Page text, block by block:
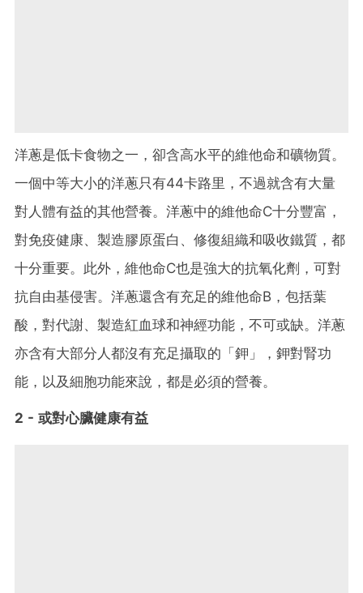
洋蔥是低卡食物之一，卻含高水平的維他命和礦物質。
一個中等大小的洋蔥只有44卡路里，不過就含有大量
對人體有益的其他營養。洋蔥中的維他命C十分豐富，
對免疫健康、製造膠原蛋白、修復組織和吸收鐵質，都
十分重要。此外，維他命C也是強大的抗氧化劑，可對
抗自由基侵害。洋蔥還含有充足的維他命B，包括葉
酸，對代謝、製造紅血球和神經功能，不可或缺。洋蔥
亦含有大部分人都沒有充足攝取的「鉀」，鉀對腎功
能，以及細胞功能來說，都是必須的營養。
2 - 或對心臟健康有益